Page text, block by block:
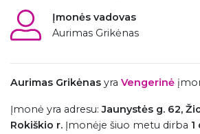
Įmonės vadovas
Aurimas Grikėnas
Aurimas Grikėnas yra Vengerinė
Įmonė yra adresu:Jaunystės g. 62,
Rokiškio r. Įmonėje šiuo metu dirba 1